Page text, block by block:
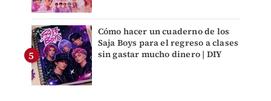
Cómo hacer un cuaderno de los
Saja Boys para el regreso a clases
sin gastar mucho dinero | DIY